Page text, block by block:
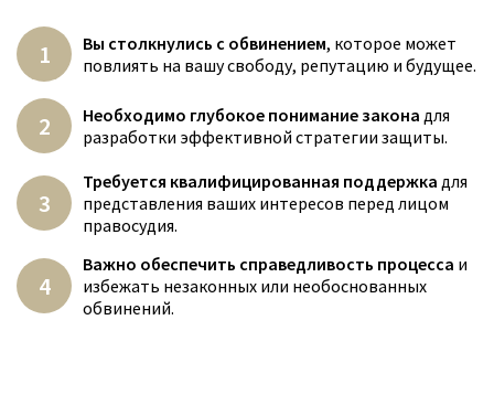
Вы столкнулись с обвинением, которое может
повлиять на вашу свободу, репутацию и будущее.
Необходимо глубокое понимание закона для
разработки эффективной стратегии защиты.
Требуется квалифицированная поддержка для
представления ваших интересов перед лицом
правосудия.
Важно обеспечить справедливость процесса и
избежать незаконных или необоснованных
обвинений.